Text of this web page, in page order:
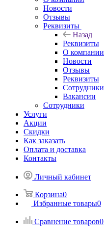
Новости
Отзывы
Реквизиты
Назад
Реквизиты
О компании
Новости
Отзывы
Реквизиты
Сотрудники
Вакансии
Сотрудники
Услуги
Акции
Скидки
Как заказать
Оплата и доставка
Контакты
Личный кабинет
Корзина0
Избранные товары0
Сравнение товаров0